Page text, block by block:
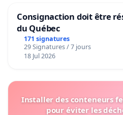
Consignaction doit être
du Québec
171 signatures
29 Signatures / 7 jours
18 Jul 2026
Installer des conteneurs
pour éviter les